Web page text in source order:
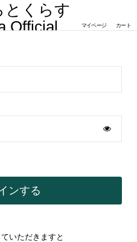
マイページ カート
ンする
いただきますと